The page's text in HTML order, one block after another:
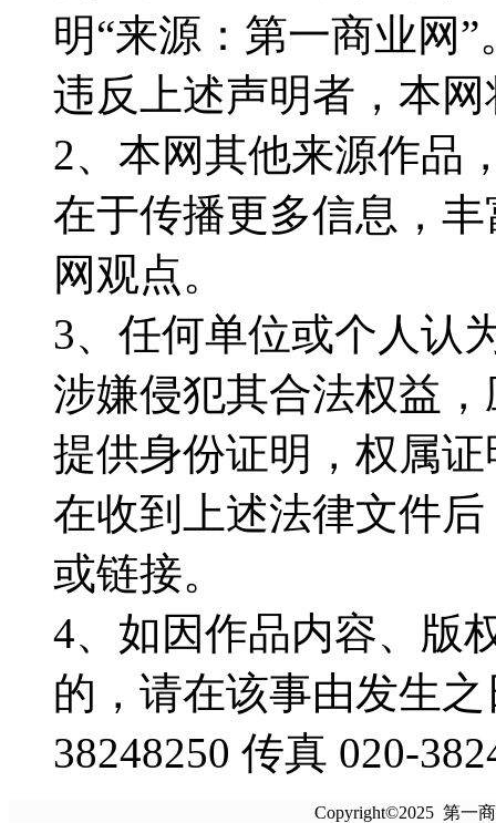
明“来源：第一商业网”
违反上述声明者，本
2、本网其他来源作品
在于传播更多信息，
网观点。
3、任何单位或个人认
涉嫌侵犯其合法权益
提供身份证明，权属
在收到上述法律文件
或链接。
4、如因作品内容、版
的，请在该事由发生
38248250 传真 020-
Copyright©2025 第一